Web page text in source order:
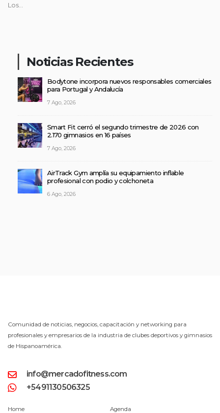
Los...
Noticias Recientes
Bodytone incorpora nuevos responsables comerciales
para Portugal y Andalucía
7 Ago, 2026
Smart Fit cerró el segundo trimestre de 2026 con
2.170 gimnasios en 16 países
7 Ago, 2026
AirTrack Gym amplía su equipamiento inflable
profesional con podio y colchoneta
6 Ago, 2026
Comunidad de noticias, negocios, capacitación y networking para
profesionales y empresarios de la industria de clubes deportivos y gimnasios
de Hispanoamérica.
info@mercadofitness.com
+5491130506325
Home Agenda